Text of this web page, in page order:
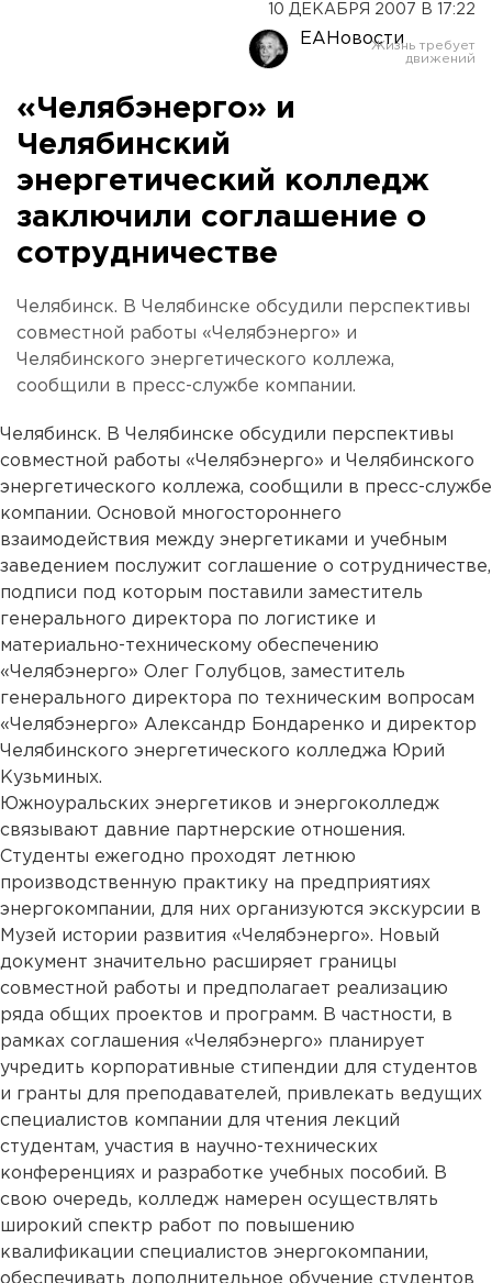
10 ДЕКАБРЯ 2007 В 17:22
ЕАНовости
«Челябэнерго» и
Челябинский
энергетический колледж
заключили соглашение о
сотрудничестве
Челябинск. В Челябинске обсудили перспективы
совместной работы «Челябэнерго» и
Челябинского энергетического коллежа,
сообщили в пресс-службе компании.
Челябинск. В Челябинске обсудили перспективы
совместной работы «Челябэнерго» и Челябинского
энергетического коллежа, сообщили в пресс-службе
компании. Основой многостороннего
взаимодействия между энергетиками и учебным
заведением послужит соглашение о сотрудничестве,
подписи под которым поставили заместитель
генерального директора по логистике и
материально-техническому обеспечению
«Челябэнерго» Олег Голубцов, заместитель
генерального директора по техническим вопросам
«Челябэнерго» Александр Бондаренко и директор
Челябинского энергетического колледжа Юрий
Кузьминых.
Южноуральских энергетиков и энергоколледж
связывают давние партнерские отношения.
Студенты ежегодно проходят летнюю
производственную практику на предприятиях
энергокомпании, для них организуются экскурсии в
Музей истории развития «Челябэнерго». Новый
документ значительно расширяет границы
совместной работы и предполагает реализацию
ряда общих проектов и программ. В частности, в
рамках соглашения «Челябэнерго» планирует
учредить корпоративные стипендии для студентов
и гранты для преподавателей, привлекать ведущих
специалистов компании для чтения лекций
студентам, участия в научно-технических
конференциях и разработке учебных пособий. В
свою очередь, колледж намерен осуществлять
широкий спектр работ по повышению
квалификации специалистов энергокомпании,
обеспечивать дополнительное обучение студентов